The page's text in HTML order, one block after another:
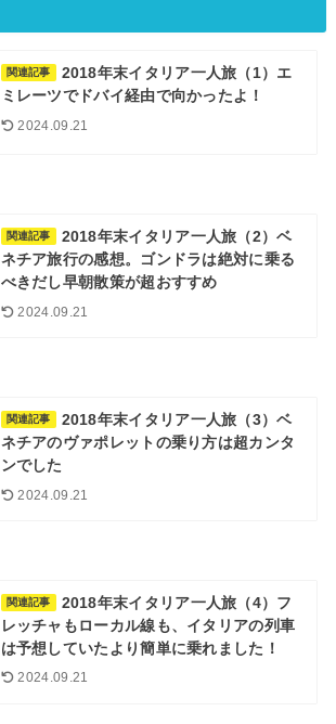
関連記事
2018年末イタリア一人旅（1）エ
ミレーツでドバイ経由で向かったよ！
2024.09.21
関連記事
2018年末イタリア一人旅（2）ベ
ネチア旅行の感想。ゴンドラは絶対に乗る
べきだし早朝散策が超おすすめ
2024.09.21
関連記事
2018年末イタリア一人旅（3）ベ
ネチアのヴァポレットの乗り方は超カンタ
ンでした
2024.09.21
関連記事
2018年末イタリア一人旅（4）フ
レッチャもローカル線も、イタリアの列車
は予想していたより簡単に乗れました！
2024.09.21